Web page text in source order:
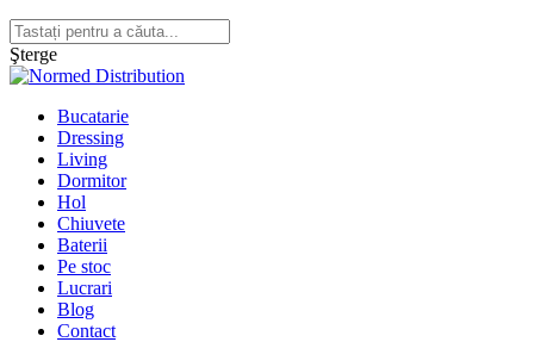
Şterge
Bucatarie
Dressing
Living
Dormitor
Hol
Chiuvete
Baterii
Pe stoc
Lucrari
Blog
Contact